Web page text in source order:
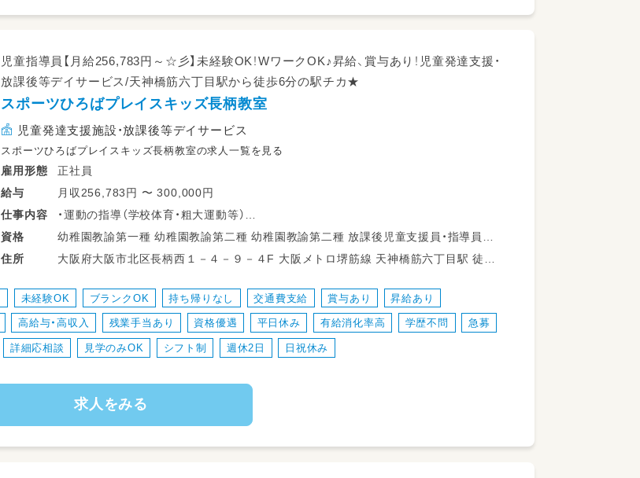
児童指導員【月給256,783円～☆彡】未経験OK！WワークOK♪昇給、賞与あり！児童発達支援・
放課後等デイサービス/天神橋筋六丁目駅から徒歩6分の駅チカ★
スポーツひろばプレイスキッズ長柄教室
児童発達支援施設・放課後等デイサービス
スポーツひろばプレイスキッズ長柄教室の求人一覧を見る
雇用形態
正社員
給与
月収256,783円 〜 300,000円
仕事内容
・運動の指導（学校体育・粗大運動等）
・視覚認知トレーニングの指導
・脳機能向上トレーニングの指導
・運営事務（予約管理・請求業務等）
・保護者対応
・送迎 など
幼児から高校生まで、どんなお子様でも指導できるプロフェッショナルな技術が身に
充実した新人研修をご用意しております。
未経験の方も安心してご応募ください！
資格
幼稚園教諭第一種 幼稚園教諭第二種 幼稚園教諭第二種 放課後児童支援員・指導員
（学童） 高等学校教諭普通免許 中学校教諭普通免許 小学校教諭普通免許 社会福祉士
住所
大阪府大阪市北区長柄西１－４－９－４F 大阪メトロ堺筋線 天神橋筋六丁目駅 徒歩
未経験OK ブランクOK 持ち帰りなし 交通費支給 賞与あり 昇給あり
高給与・高収入 残業手当あり 資格優遇 平日休み 有給消化率高 学歴不問 急募
詳細応相談 見学のみOK シフト制 週休2日 日祝休み
求人をみる